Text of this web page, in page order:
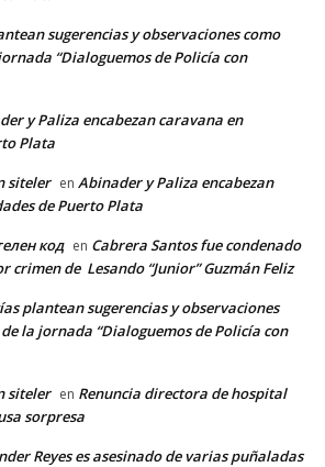
sugerencias y observaciones como
“Dialoguemos de Policía con
y Paliza encabezan caravana en
Plata
siteler en Abinader y Paliza encabezan
de Puerto Plata
код en Cabrera Santos fue condenado
crimen de Lesando “Junior” Guzmán Feliz
plantean sugerencias y observaciones
la jornada “Dialoguemos de Policía con
siteler en Renuncia directora de hospital
sorpresa
Reyes es asesinado de varias puñaladas